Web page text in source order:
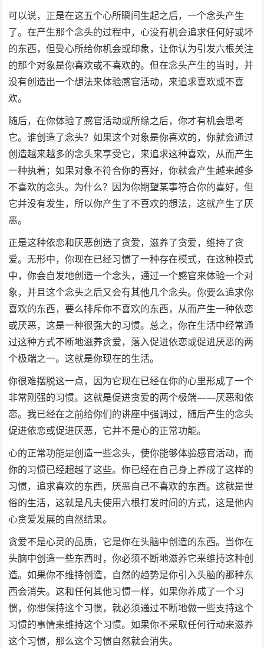
可以说，正是在这五个心所瞬间生起之后，一个念头产生
了。在产生那个念头的过程中，心没有机会追求任何好或坏
的东西，但受心所给你机会或印象，让你认为引发六根关注
的那个对象是你喜欢或不喜欢的。但在念头产生的当时，并
没有创造出一个想法来体验感官活动，来追求喜欢或不喜
欢。
随后，在你体验了感官活动或所缘之后，你才有机会思考
它。谁创造了念头？如果这个对象是你喜欢的，你就会通过
创造越来越多的念头来享受它，来追求这种喜欢，从而产生
一种执着；如果对象不符合你的喜好，你就会产生越来越多
不喜欢的念头。为什么？因为你期望某事符合你的喜好，但
它并没有发生，所以你产生了不喜欢的想法，这就产生了厌
恶。
正是这种依恋和厌恶创造了贪爱，滋养了贪爱，维持了贪
爱。无形中，你现在已经习惯了一种存在模式，在这种模式
中，你会自发地创造一个念头，通过一个感官来体验一个对
象，并且这个念头之后又会有其他几个念头。你要么追求你
喜欢的东西，要么排斥你不喜欢的东西，从而产生一种依恋
或厌恶，这是一种很强大的习惯。总之，你在生活中经常通
过这种方式不断地滋养贪爱，落入促进依恋或促进厌恶的两
个极端之一。这就是你现在的生活。
你很难摆脱这一点，因为它现在已经在你的心里形成了一个
非常刚强的习惯。这就是促进贪爱的两个极端——厌恶和依
恋。我已经在之前给你们的讲座中强调过，随后产生的念头
促进依恋或促进厌恶，它并不是心的正常功能。
心的正常功能是创造一些念头，使你能够体验感官活动，而
你的习惯已经超越了这些。你已经在自己身上养成了这样的
习惯，追求喜欢的东西，厌恶自己不喜欢的东西。这就是世
俗的生活，这就是凡夫使用六根打发时间的方式，这是他内
心贪爱发展的自然结果。
贪爱不是心灵的品质，它是你在头脑中创造的东西。当你在
头脑中创造一些东西时，你必须不断地滋养它来维持这种创
造。如果你不维持创造，自然的趋势是你引入头脑的那种东
西会消失。这和任何其他习惯一样，如果你养成了一个习
惯，你想保持这个习惯，就必须通过不断地做一些支持这个
习惯的事情来维持这个习惯。如果你不采取任何行动来滋养
这个习惯，那么这个习惯自然就会消失。